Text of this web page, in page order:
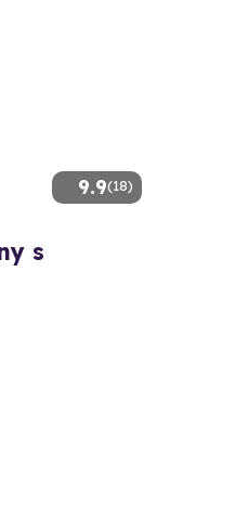
9.9(18)
s